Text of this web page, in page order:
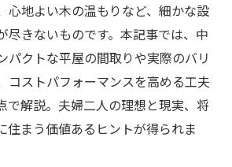
心地よい木の温もりなど、細かな設
尽きないものです。本記事では、中
パクトな平屋の間取りや実際のバリ
コストパフォーマンスを高める工夫
で解説。夫婦二人の理想と現実、将
住まう価値あるヒントが得られま